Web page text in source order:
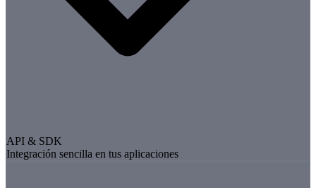
API & SDK
Integración sencilla en tus aplicaciones